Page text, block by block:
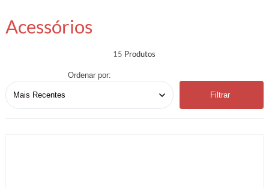
Acessórios
15
Ordenar por:
Filtrar